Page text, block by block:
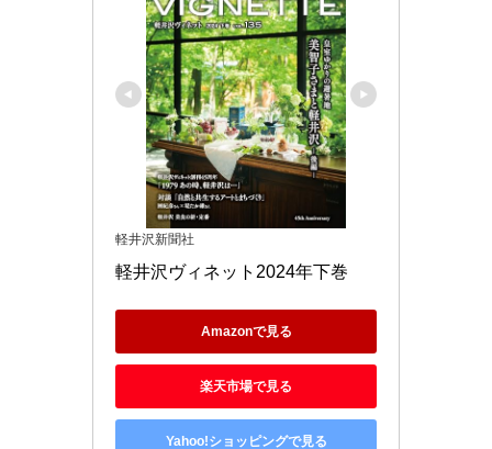
軽井沢新聞社
軽井沢ヴィネット2024年下巻
Amazonで見る
楽天市場で見る
Yahoo!ショッピングで見る